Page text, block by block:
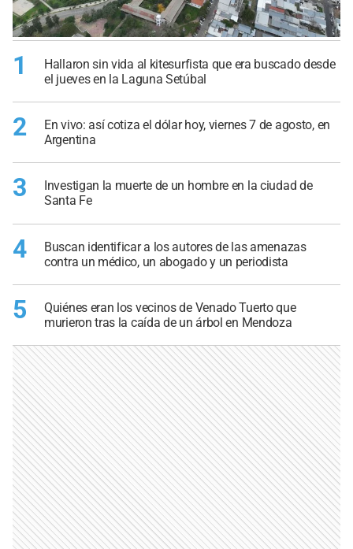
1
Hallaron sin vida al kitesurfista que era buscado desde
el jueves en la Laguna Setúbal
2
En vivo: así cotiza el dólar hoy, viernes 7 de agosto, en
Argentina
3
Investigan la muerte de un hombre en la ciudad de
Santa Fe
4
Buscan identificar a los autores de las amenazas
contra un médico, un abogado y un periodista
5
Quiénes eran los vecinos de Venado Tuerto que
murieron tras la caída de un árbol en Mendoza